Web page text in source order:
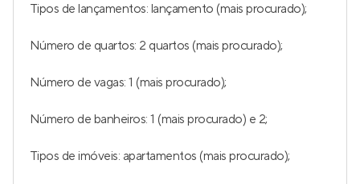
Tipos de lançamentos: lançamento (mais procurado);
Número de quartos: 2 quartos (mais procurado);
Número de vagas: 1 (mais procurado);
Número de banheiros: 1 (mais procurado) e 2;
Tipos de imóveis: apartamentos (mais procurado);